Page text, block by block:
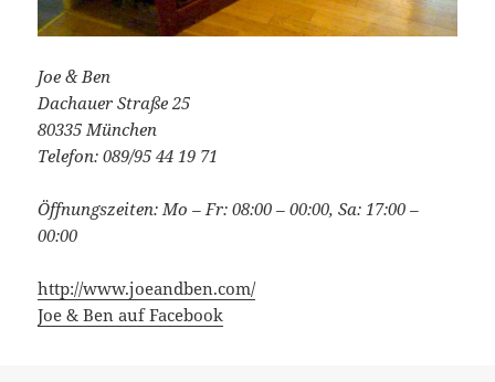
Joe & Ben
Dachauer Straße 25
80335 München
Telefon: 089/95 44 19 71
Öffnungszeiten: Mo – Fr: 08:00 – 00:00, Sa: 17:00 –
00:00
http://www.joeandben.com/
Joe & Ben auf Facebook